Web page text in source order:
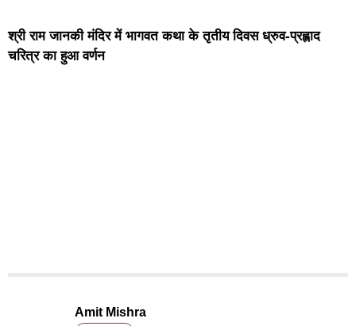
श्री राम जानकी मंदिर में भागवत कथा के तृतीय दिवस ध्रुव-प्रह्लाद
चरित्र का हुआ वर्णन
Amit Mishra